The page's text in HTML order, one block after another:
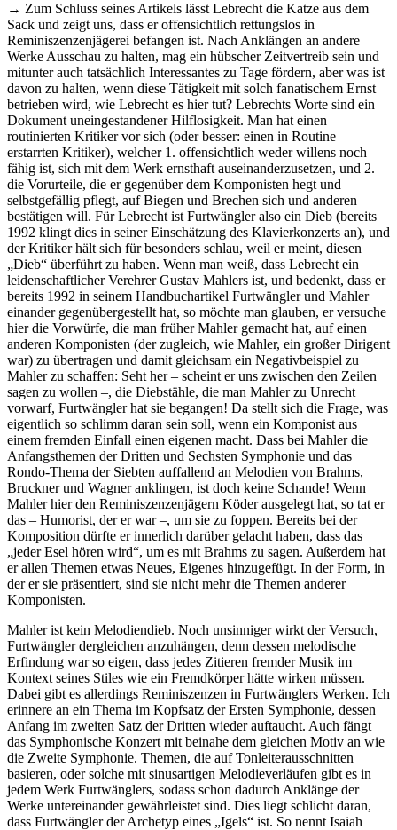
→ Zum Schluss seines Artikels lässt Lebrecht die Katze aus dem
Sack und zeigt uns, dass er offensichtlich rettungslos in
Reminiszenzenjägerei befangen ist. Nach Anklängen an andere
Werke Ausschau zu halten, mag ein hübscher Zeitvertreib sein und
mitunter auch tatsächlich Interessantes zu Tage fördern, aber was ist
davon zu halten, wenn diese Tätigkeit mit solch fanatischem Ernst
betrieben wird, wie Lebrecht es hier tut? Lebrechts Worte sind ein
Dokument uneingestandener Hilflosigkeit. Man hat einen
routinierten Kritiker vor sich (oder besser: einen in Routine
erstarrten Kritiker), welcher 1. offensichtlich weder willens noch
fähig ist, sich mit dem Werk ernsthaft auseinanderzusetzen, und 2.
die Vorurteile, die er gegenüber dem Komponisten hegt und
selbstgefällig pflegt, auf Biegen und Brechen sich und anderen
bestätigen will. Für Lebrecht ist Furtwängler also ein Dieb (bereits
1992 klingt dies in seiner Einschätzung des Klavierkonzerts an), und
der Kritiker hält sich für besonders schlau, weil er meint, diesen
„Dieb“ überführt zu haben. Wenn man weiß, dass Lebrecht ein
leidenschaftlicher Verehrer Gustav Mahlers ist, und bedenkt, dass er
bereits 1992 in seinem Handbuchartikel Furtwängler und Mahler
einander gegenübergestellt hat, so möchte man glauben, er versuche
hier die Vorwürfe, die man früher Mahler gemacht hat, auf einen
anderen Komponisten (der zugleich, wie Mahler, ein großer Dirigent
war) zu übertragen und damit gleichsam ein Negativbeispiel zu
Mahler zu schaffen: Seht her – scheint er uns zwischen den Zeilen
sagen zu wollen –, die Diebstähle, die man Mahler zu Unrecht
vorwarf, Furtwängler hat sie begangen! Da stellt sich die Frage, was
eigentlich so schlimm daran sein soll, wenn ein Komponist aus
einem fremden Einfall einen eigenen macht. Dass bei Mahler die
Anfangsthemen der Dritten und Sechsten Symphonie und das
Rondo-Thema der Siebten auffallend an Melodien von Brahms,
Bruckner und Wagner anklingen, ist doch keine Schande! Wenn
Mahler hier den Reminiszenzenjägern Köder ausgelegt hat, so tat er
das – Humorist, der er war –, um sie zu foppen. Bereits bei der
Komposition dürfte er innerlich darüber gelacht haben, dass das
„jeder Esel hören wird“, um es mit Brahms zu sagen. Außerdem hat
er allen Themen etwas Neues, Eigenes hinzugefügt. In der Form, in
der er sie präsentiert, sind sie nicht mehr die Themen anderer
Komponisten.
Mahler ist kein Melodiendieb. Noch unsinniger wirkt der Versuch,
Furtwängler dergleichen anzuhängen, denn dessen melodische
Erfindung war so eigen, dass jedes Zitieren fremder Musik im
Kontext seines Stiles wie ein Fremdkörper hätte wirken müssen.
Dabei gibt es allerdings Reminiszenzen in Furtwänglers Werken. Ich
erinnere an ein Thema im Kopfsatz der Ersten Symphonie, dessen
Anfang im zweiten Satz der Dritten wieder auftaucht. Auch fängt
das Symphonische Konzert mit beinahe dem gleichen Motiv an wie
die Zweite Symphonie. Themen, die auf Tonleiterausschnitten
basieren, oder solche mit sinusartigen Melodieverläufen gibt es in
jedem Werk Furtwänglers, sodass schon dadurch Anklänge der
Werke untereinander gewährleistet sind. Dies liegt schlicht daran,
dass Furtwängler der Archetyp eines „Igels“ ist. So nennt Isaiah